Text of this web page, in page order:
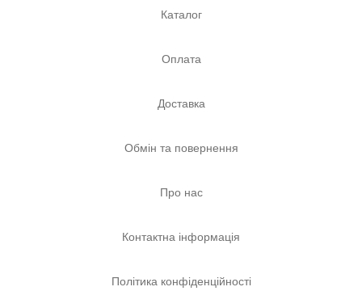
Каталог
Оплата
Доставка
Обмін та повернення
Про нас
Контактна інформація
Політика конфіденційності